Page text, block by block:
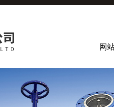
网